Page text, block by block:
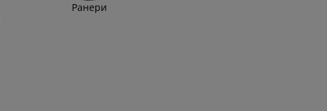
Ранери